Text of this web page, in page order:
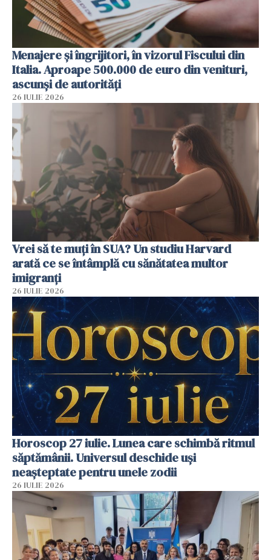
Menajere și îngrijitori, în vizorul Fiscului din
Italia. Aproape 500.000 de euro din venituri,
ascunși de autorități
26 IULIE 2026
Vrei să te muți în SUA? Un studiu Harvard
arată ce se întâmplă cu sănătatea multor
imigranți
26 IULIE 2026
Horoscop 27 iulie. Lunea care schimbă ritmul
săptămânii. Universul deschide uși
neașteptate pentru unele zodii
26 IULIE 2026